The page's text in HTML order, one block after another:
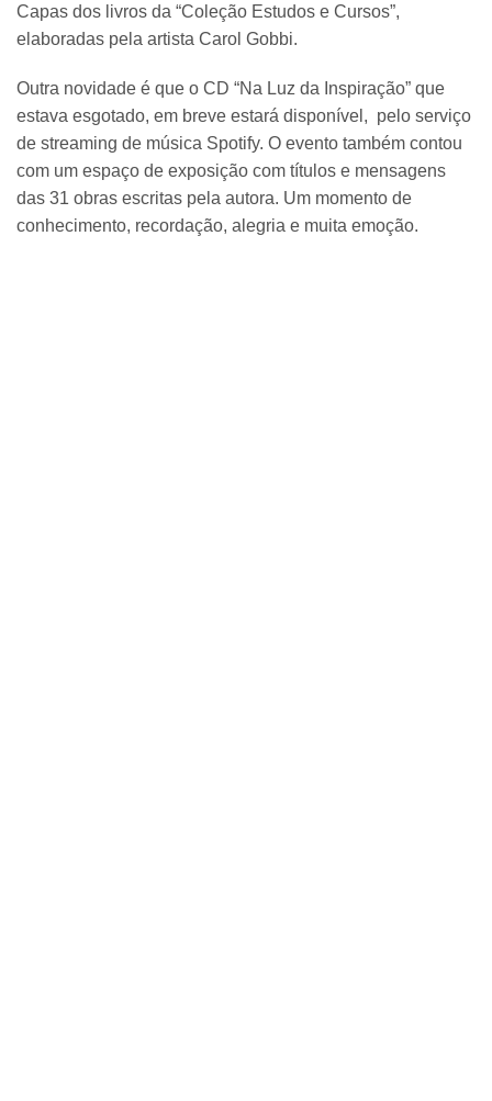
Capas dos livros da “Coleção Estudos e Cursos”,
elaboradas pela artista Carol Gobbi.
Outra novidade é que o CD “Na Luz da Inspiração” que
estava esgotado, em breve estará disponível, pelo serviço
de streaming de música Spotify. O evento também contou
com um espaço de exposição com títulos e mensagens
das 31 obras escritas pela autora. Um momento de
conhecimento, recordação, alegria e muita emoção.